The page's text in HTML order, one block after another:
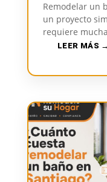
Remodelar un
un proyecto
requiere
LEER MÁS